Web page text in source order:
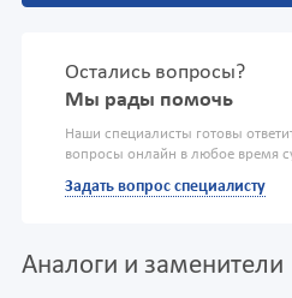
Остались вопросы?
Мы рады помочь
Наши специалисты готовы
вопросы онлайн в любое время
Задать вопрос специалисту
Аналоги и заменители